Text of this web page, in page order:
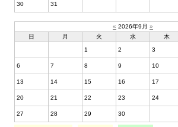
30 31
« 2026年9月 »
日
月 火 水 木
1
2 3
6 7 8 9 10
13 14 15 16 17
20 21 22 23 24
27 28 29 30